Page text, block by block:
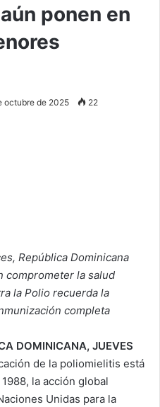
ponen en
octubre de 2025 22
República Dominicana
comprometer la salud
la Polio recuerda la
completa
DOMINICANA, JUEVES
de la poliomielitis está
la acción global
Unidas para la